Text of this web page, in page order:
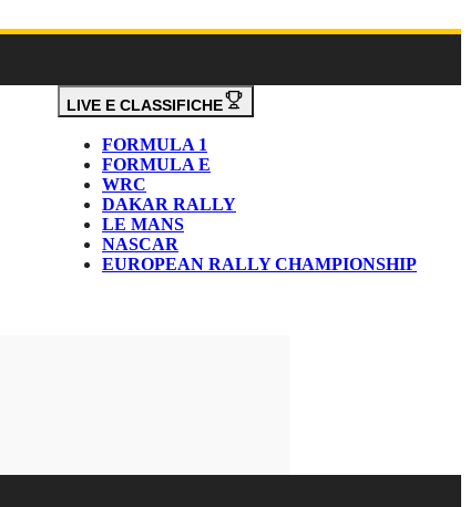
LIVE E CLASSIFICHE
FORMULA 1
FORMULA E
WRC
DAKAR RALLY
LE MANS
NASCAR
EUROPEAN RALLY CHAMPIONSHIP